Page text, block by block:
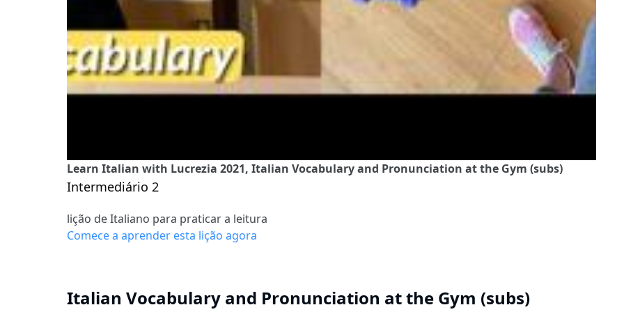
Learn Italian with Lucrezia 2021, Italian Vocabulary and Pronunciation at the Gym (subs)
Intermediário 2
lição de Italiano para praticar a leitura
Comece a aprender esta lição agora
Italian Vocabulary and Pronunciation at the Gym (subs)